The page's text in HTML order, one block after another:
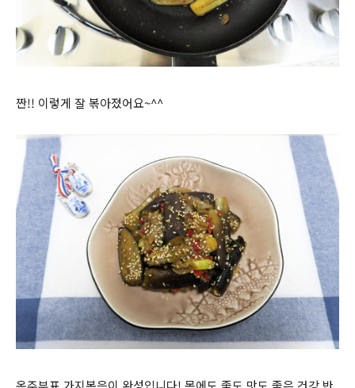
짠!! 이렇게 잘 볶아졌어요~^^